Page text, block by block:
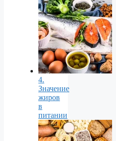
4.
Значение
жиров
в
питании